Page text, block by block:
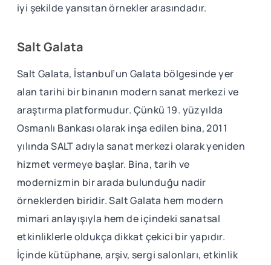
iyi şekilde yansıtan örnekler arasındadır.
Salt Galata
Salt Galata, İstanbul’un Galata bölgesinde yer
alan tarihi bir binanın modern sanat merkezi ve
araştırma platformudur. Çünkü 19. yüzyılda
Osmanlı Bankası olarak inşa edilen bina, 2011
yılında SALT adıyla sanat merkezi olarak yeniden
hizmet vermeye başlar. Bina, tarih ve
modernizmin bir arada bulunduğu nadir
örneklerden biridir. Salt Galata hem modern
mimari anlayışıyla hem de içindeki sanatsal
etkinliklerle oldukça dikkat çekici bir yapıdır.
İçinde kütüphane, arşiv, sergi salonları, etkinlik